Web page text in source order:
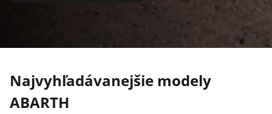
Najvyhľadávanejšie modely
ABARTH